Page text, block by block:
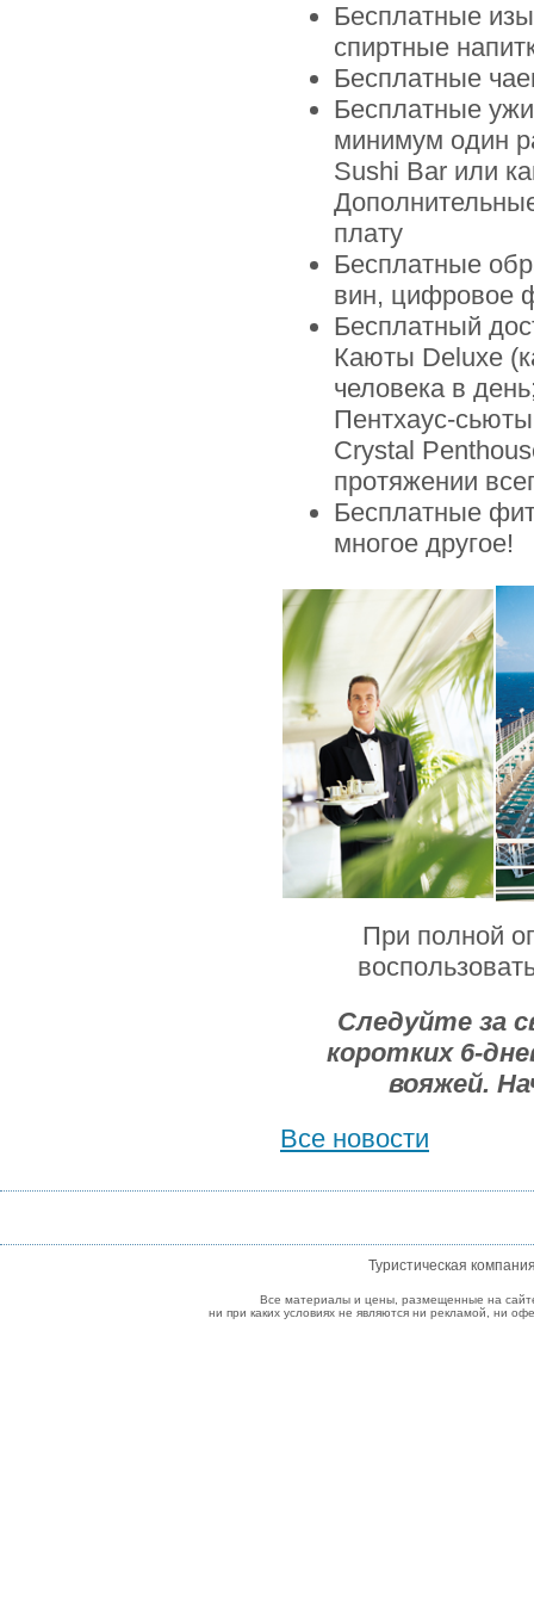
Бесплатные
спиртные
Бесплатные
Бесплатные
минимум один
Sushi Bar или
плату
Бесплатные
вин, цифровое
Бесплатный
Каюты Deluxe
человека в
Пентхаус-
Crystal
протяжении
Бесплатные
многое другое!
При полной
Следуйте за
коротких 6-
вояжей.
Все новости
Туристическая
Все материалы и цены, размещенные на
ни при каких условиях не являются ни рекламой, ни